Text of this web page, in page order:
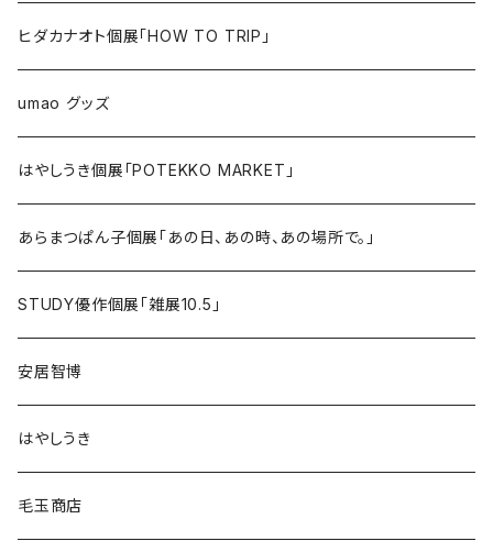
ヒダカナオト個展「HOW TO TRIP」
umao グッズ
はやしうき個展「POTEKKO MARKET」
あらまつぱん子個展「あの日、あの時、あの場所で。」
STUDY優作個展「雑展10.5」
安居智博
はやしうき
毛玉商店